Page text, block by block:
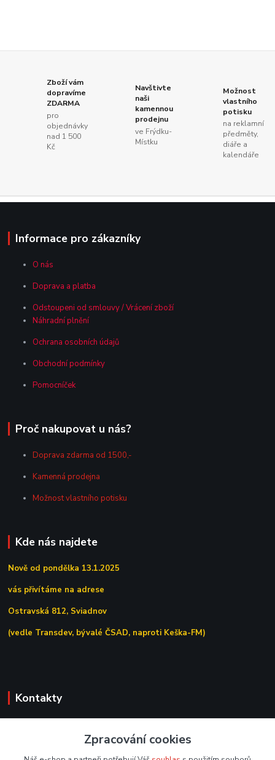
Zboží vám
dopravíme
ZDARMA
pro
objednávky
nad 1 500
Kč
Navštivte
naši
kamennou
prodejnu
ve Frýdku-
Místku
Možnost
vlastního
potisku
na reklamní
předměty,
diáře a
kalendáře
Informace pro zákazníky
O nás
Doprava a platba
Odstoupeni od smlouvy / Vrácení zboží
Náhradní plnění
Ochrana osobních údajů
Obchodní podmínky
Pomocníček
Proč nakupovat u nás?
Doprava zdarma od 1500,-
Kamenná prodejna
Možnost vlastního potisku
Kde nás najdete
Nově od pondělka 13.1.2025
vás přivítáme na adrese
Ostravská 812, Sviadnov
(vedle Transdev, bývalé ČSAD, naproti Keška-FM)
Kontakty
Zpracování cookies